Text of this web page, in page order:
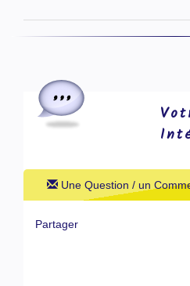
Une Question / un
Partager